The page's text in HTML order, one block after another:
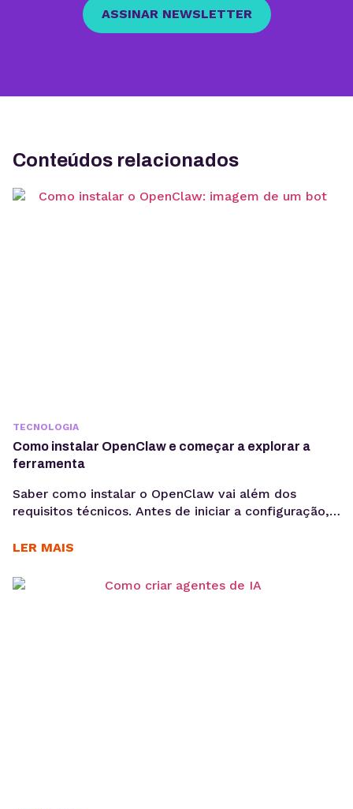
ASSINAR NEWSLETTER
Conteúdos relacionados
TECNOLOGIA
Como instalar OpenClaw e começar a explorar a
ferramenta
Saber como instalar o OpenClaw vai além dos
requisitos técnicos. Antes de iniciar a configuração,
casos de uso e como a ferramenta pode contribuir
OpenClaw centraliza a criação e operação de
LER MAIS